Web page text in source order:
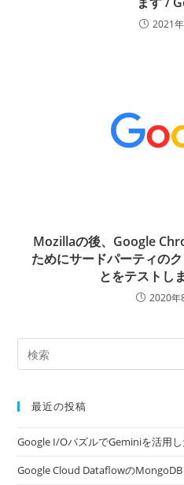
2021
Mozillaの後、Google
ためにサードパーティの
とをテストし
2020年
最近の投稿
Google I/OパズルでGeminiを活用
Google Cloud Dataflowの